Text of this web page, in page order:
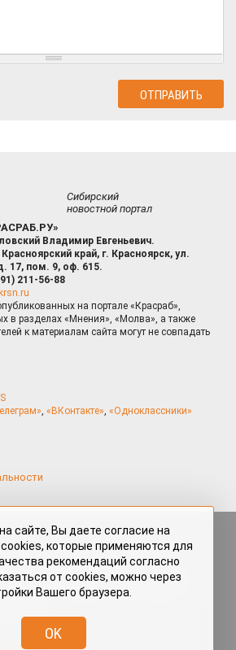
Сибирский
новостной портал
Владимир Евгеньевич.
Красноярский край, г. Красноярск, ул.
17, пом. 9, оф. 615.
211-56-88
на портале «Красраб»,
в разделах «Мнения», «Молва», а также
к материалам сайта могут не совпадать
, «ВКонтакте», «Одноклассники»
материалы, размещённые на портале
редакции, нештатными авторами
объектами авторского права. Полное или
материалов, размещённых на портале
только с письменного согласия редакции
.
сайте, Вы даете согласие на
которые применяются для
рекомендаций согласно
от cookies, можно через
Вашего браузера.
OK